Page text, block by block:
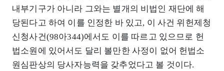
내부기구가 아니라 그와는 별개의 비법인 재단에 해
당된다고 하여 이를 인정한 바 있고, 이 사건 위헌제청
신청사건(98아344)에서도 이를 따르고 있으므로 헌
법소원에 있어서도 달리 볼만한 사정이 없어 헌법소
원심판상의 당사자능력을 갖추었다고 볼 것이다.